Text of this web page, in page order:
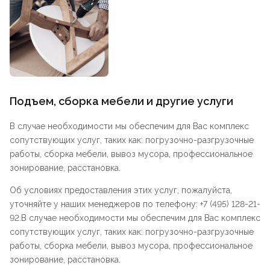
Подъем, сборка мебели и другие услуги
В случае необходимости мы обеспечим для Вас комплекс
сопутствующих услуг, таких как: погрузочно-разгрузочные
работы, сборка мебели, вывоз мусора, профессиональное
зонирование, расстановка.
Об условиях предоставления этих услуг, пожалуйста,
уточняйте у наших менеджеров по телефону: +7 (495) 128-21-
92.В случае необходимости мы обеспечим для Вас комплекс
сопутствующих услуг, таких как: погрузочно-разгрузочные
работы, сборка мебели, вывоз мусора, профессиональное
зонирование, расстановка.